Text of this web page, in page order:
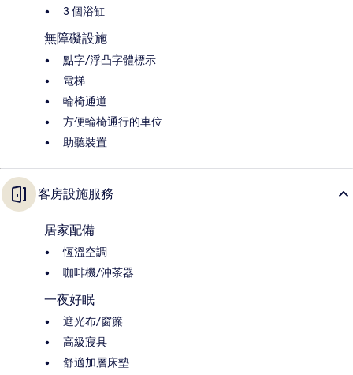
3 個浴缸
無障礙設施
點字/浮凸字體標示
電梯
輪椅通道
方便輪椅通行的車位
助聽裝置
客房設施服務
居家配備
恆溫空調
咖啡機/沖茶器
一夜好眠
遮光布/窗簾
高級寢具
舒適加層床墊